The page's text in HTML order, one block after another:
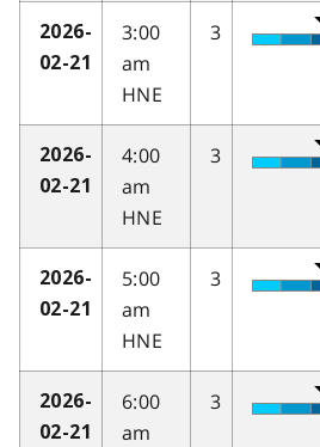
2026-
02-21
3:00
am
HNE
3
2026-
02-21
4:00
am
HNE
3
2026-
02-21
5:00
am
HNE
3
2026-
02-21
6:00
am
3